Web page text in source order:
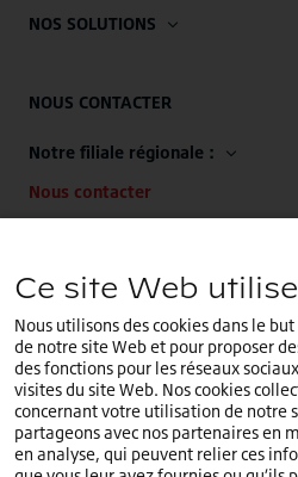
NOS SOLUTIONS
NOUS CONTACTER
Notre filiale régionale :
Nous contacter
+32 (0)2.714.67.00
Vous êtes sur le site internet France
pays différent ou une langue
Ce site Web
Nous utilisons des cookies dans le
de notre site Web et pour proposer
des fonctions pour les réseaux
visites du site Web. Nos cookies
concernant votre utilisation de notre
partageons avec nos partenaires en
en analyse, qui peuvent relier ces